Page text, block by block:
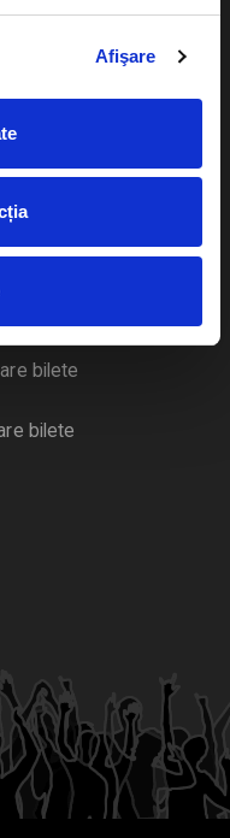
Afişare
bilete?
acasa
bilete
bilete